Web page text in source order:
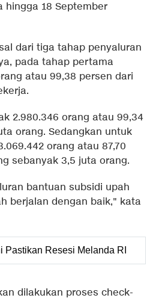
hingga 18 September
dari tiga tahap penyaluran
pada tahap pertama
atau 99,38 persen dari
2.980.346 orang atau 99,34
orang. Sedangkan untuk
orang atau 87,70
sebanyak 3,5 juta orang.
bantuan subsidi upah
berjalan dengan baik," kata
Pastikan Resesi Melanda RI
dilakukan proses check-